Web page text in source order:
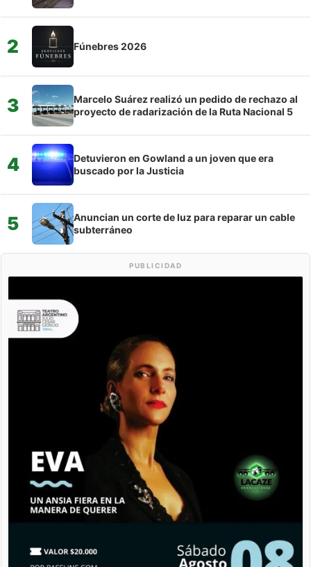
2 Fúnebres 2026
3
Marcelo Suárez realizó un pedido de rechazo al
proyecto de radarización de la Ruta Nacional 5
4
Detuvieron en Gowland a un joven que era
buscado por la Justicia
5
Anuncian un corte de luz para reparar un cable
subterráneo
PUBLICIDAD